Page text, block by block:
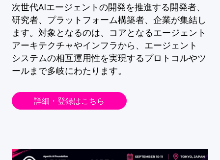
次世代AIエージェントの開発を推進する開発者、
研究者、プラットフォーム構築者、企業が集結し
ます。対象となるのは、コアとなるエージェント
アーキテクチャやインフラから、エージェント
システムの相互運用性を実現するプロトコルやツ
ールまで多岐にわたります。
詳細・登録はこちら